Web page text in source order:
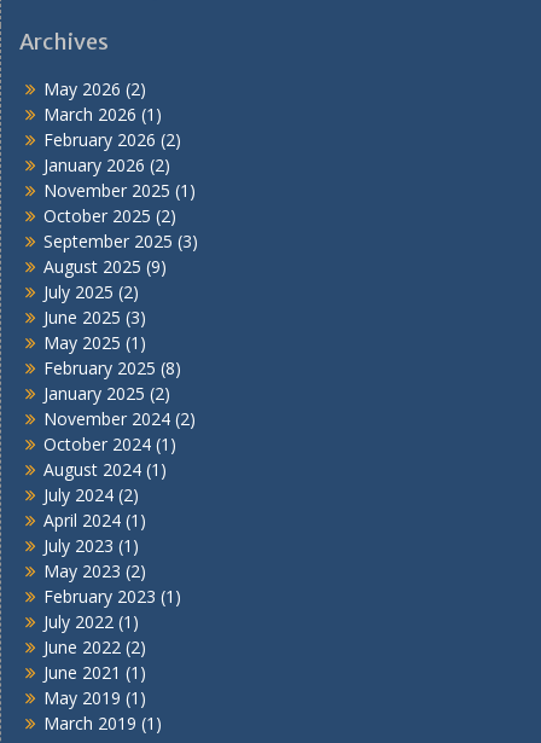
Archives
May 2026 (2)
March 2026 (1)
February 2026 (2)
January 2026 (2)
November 2025 (1)
October 2025 (2)
September 2025 (3)
August 2025 (9)
July 2025 (2)
June 2025 (3)
May 2025 (1)
February 2025 (8)
January 2025 (2)
November 2024 (2)
October 2024 (1)
August 2024 (1)
July 2024 (2)
April 2024 (1)
July 2023 (1)
May 2023 (2)
February 2023 (1)
July 2022 (1)
June 2022 (2)
June 2021 (1)
May 2019 (1)
March 2019 (1)